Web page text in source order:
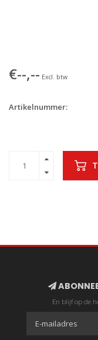
€--,-- Excl. btw
Artikelnummer:
En blijf op de